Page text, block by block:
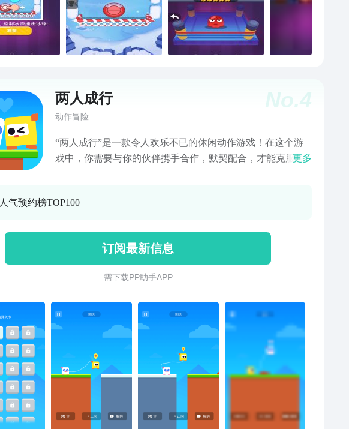
No.4
两人成行
动作冒险
“两人成行”是一款令人欢乐不已的休闲动作游戏！在这个游
戏中，你需要与你的伙伴携手合作，默契配合，才能克服各
物理系统，你的每一个动作都会对另一个人产生直接的影
你需要点击屏幕来进行跳跃，触摸屏幕的时间决定了跳跃的
距离，掌握好跳跃的时机和力度是通关的关键。游戏规则是
不是非常简单易懂？虽然规则很简单，可不要小看这款游戏
的难度，想要通关没有那么容易哦！不信你可以试试，大部
各种困难挑战，玩家需要运用智慧，和娴熟的操作技巧，才
可以顺利闯关。除了闯关模式以外，新版本增加了挑战模
式！挑战模式采取rougelike地图生成，每一局都是不一样的！
会产生不同的双人成行地图、道具、水果以及障碍！充分运
用你的智慧，获取最高分数吧！此外，我们还提供了乐趣十
弟，想不想来试试呢？双人成行游戏的画风清新可爱，玩起
更多
人气预约榜TOP100
订阅最新信息
需 下 载 P P 助 手 A P P